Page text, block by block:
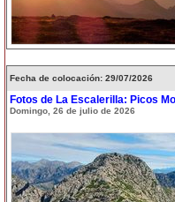
Fecha de colocación: 29/07/2026
Fotos de La Escalerilla: Picos
Domingo, 26 de julio de 2026